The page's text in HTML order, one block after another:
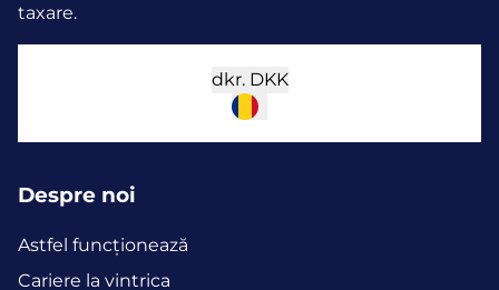
taxare.
dkr. DKK
Despre noi
Astfel funcţionează
Cariere la vintrica